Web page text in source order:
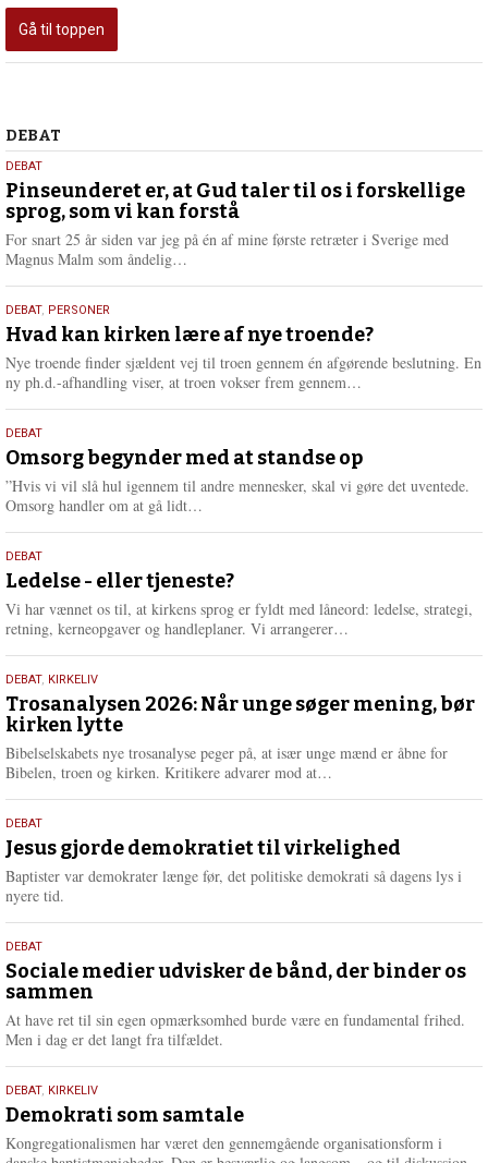
Gå til toppen
Debat
DEBAT
5.
august
2026
DEBAT
Pinseunderet er, at Gud taler til os i forskellige
sprog, som vi kan forstå
For snart 25 år siden var jeg på én af mine første retræter i Sverige med
Magnus Malm som åndelig…
e
r
e
25.
juli
2026
DEBAT, PERSONER
Hvad kan kirken lære af nye troende?
Nye troende finder sjældent vej til troen gennem én afgørende beslutning. En
ny ph.d.-afhandling viser, at troen vokser frem gennem…
e
r
e
9.
juli
2026
DEBAT
Omsorg begynder med at standse op
”Hvis vi vil slå hul igennem til andre mennesker, skal vi gøre det uventede.
Omsorg handler om at gå lidt…
e
r
e
10.
juni
2026
DEBAT
Ledelse - eller tjeneste?
Vi har vænnet os til, at kirkens sprog er fyldt med låneord: ledelse, strategi,
retning, kerneopgaver og handleplaner. Vi arrangerer…
e
2.
juni
2026
DEBAT, KIRKELIV
Trosanalysen 2026: Når unge søger mening, bør
kirken lytte
Bibelselskabets nye trosanalyse peger på, at især unge mænd er åbne for
Bibelen, troen og kirken. Kritikere advarer mod at…
e
r
18.
maj
2026
DEBAT
Jesus gjorde demokratiet til virkelighed
Baptister var demokrater længe før, det politiske demokrati så dagens lys i
nyere tid.
18.
maj
2026
DEBAT
Sociale medier udvisker de bånd, der binder os
sammen
At have ret til sin egen opmærksomhed burde være en fundamental frihed.
Men i dag er det langt fra tilfældet.
18.
maj
2026
DEBAT, KIRKELIV
Demokrati som samtale
Kongregationalismen har været den gennemgående organisationsform i